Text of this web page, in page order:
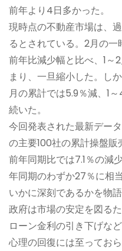
前年より4日多かった。
現時点の不動産市場は、
るとされている。2月の
前年比減少幅と比べ、1～
まり、一旦縮小した。し
月の累計では5.9％減、1
続いた。
今回発表された最新デー
の主要100社の累計操盤販
前年同期比では7.1％の減
年同期のわずか27％に相
いかに深刻であるかを物語
政府は市場の安定を図る
ローン金利の引き下げな
心理の回復には至ってお